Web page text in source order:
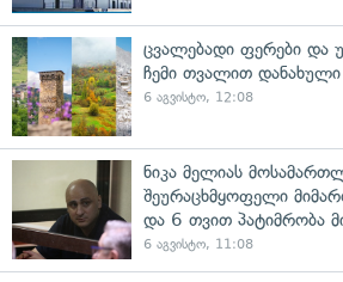
ცვალებადი ფერები და
ჩემი თვალით დანახული
6 აგვისტო, 12:08
ნიკა მელიას
შეურაცხმყოფელი
და 6 თვით პატიმრობა
6 აგვისტო, 11:08